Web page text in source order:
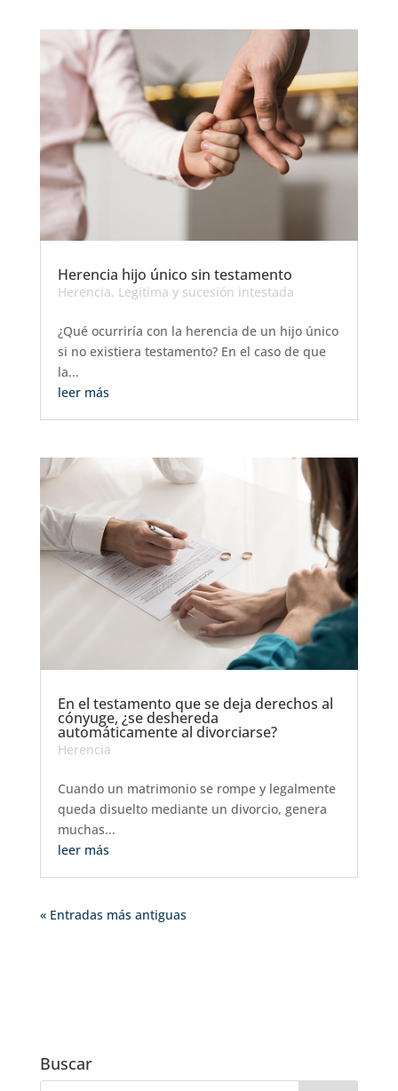
Herencia hijo único sin testamento
Herencia, Legítima y sucesión intestada
¿Qué ocurriría con la herencia de un hijo único
si no existiera testamento? En el caso de que
la...
leer más
En el testamento que se deja derechos al
cónyuge, ¿se deshereda
automáticamente al divorciarse?
Herencia
Cuando un matrimonio se rompe y legalmente
queda disuelto mediante un divorcio, genera
muchas...
leer más
« Entradas más antiguas
Buscar